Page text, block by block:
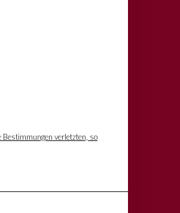
verletzten, so